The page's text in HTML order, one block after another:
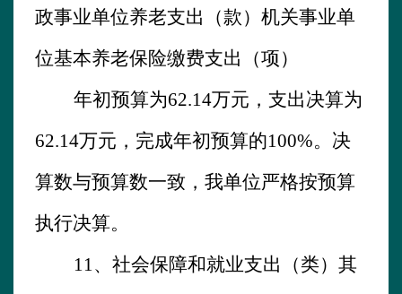
政事业单位养老支出（款）机关事业单
位基本养老保险缴费支出（项）
年初预算为62.14万元，支出决算为
62.14万元，完成年初预算的100%。决
算数与预算数一致，我单位严格按预算
执行决算。
11、 社会保障和就业支出（类）其